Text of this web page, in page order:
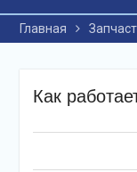
Главная
Как